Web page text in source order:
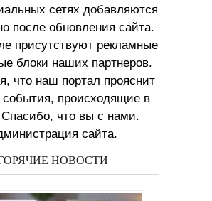
сетях добавляются
после обновления сайта.
присутствуют рекламные
блоки наших партнеров.
что наш портал прояснит
события, происходящие в
что вы с нами.
сайта.
НОВОСТИ